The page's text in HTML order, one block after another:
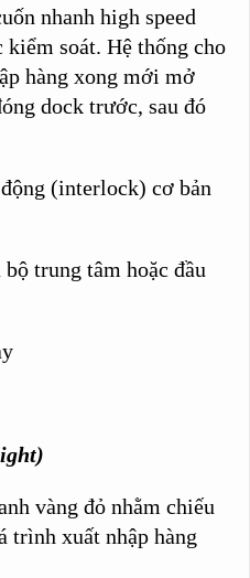
nhanh high speed
soát. Hệ thống cho
hàng xong mới mở
dock trước, sau đó
(interlock) cơ bản
trung tâm hoặc đầu
vàng đỏ nhằm chiếu
trình xuất nhập hàng